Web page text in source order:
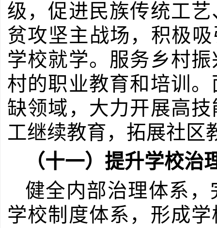
级，促进民族传统工
贫攻坚主战场，积极
学校就学。服务乡村
村的职业教育和培训
缺领域，大力开展高
工继续教育，拓展社区
（十一）提升学校治
健全内部治理体系
学校制度体系，形成